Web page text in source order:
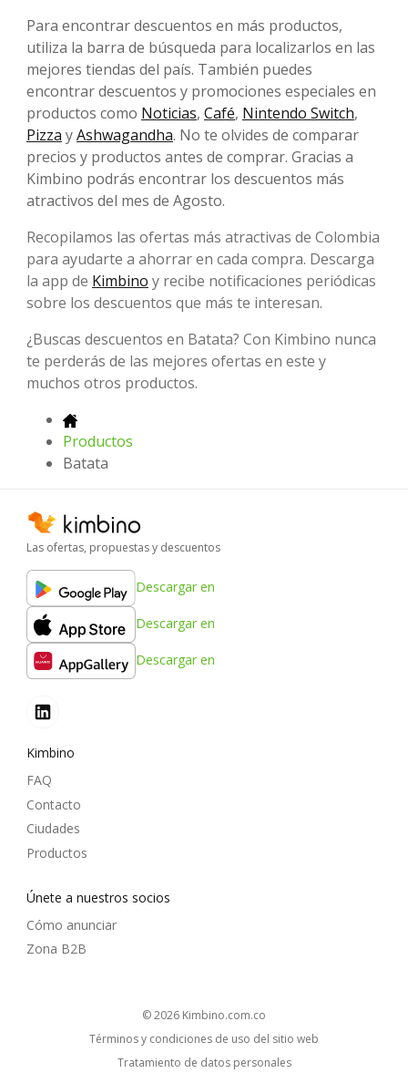
Para encontrar descuentos en más productos,
utiliza la barra de búsqueda para localizarlos en las
mejores tiendas del país. También puedes
encontrar descuentos y promociones especiales en
productos como Noticias, Café, Nintendo Switch,
Pizza yAshwagandha. No te olvides de comparar
precios y productos antes de comprar. Gracias a
Kimbino podrás encontrar los descuentos más
atractivos del mes de Agosto.
Recopilamos las ofertas más atractivas de Colombia
para ayudarte a ahorrar en cada compra. Descarga
la app de Kimbino y recibe notificaciones periódicas
sobre los descuentos que más te interesan.
¿Buscas descuentos en Batata? Con Kimbino nunca
te perderás de las mejores ofertas en este y
muchos otros productos.
Productos
Batata
Las ofertas, propuestas y descuentos
Descargar en
Descargar en
Descargar en
Kimbino
FAQ
Contacto
Ciudades
Productos
Únete a nuestros socios
Cómo anunciar
Zona B2B
© 2026
kimbino.com.co
Términos y condiciones de uso del sitio web
Tratamiento de datos personales